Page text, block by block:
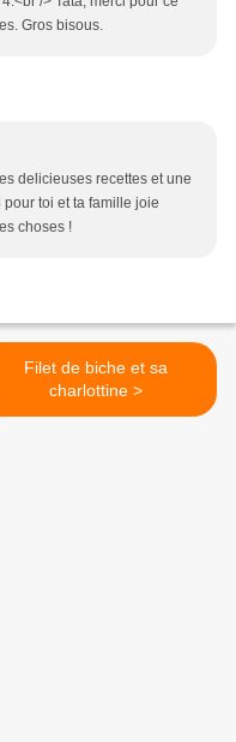
Gros bisous.
delicieuses recettes et une
toi et ta famille joie
choses !
Filet de biche et sa
charlottine >